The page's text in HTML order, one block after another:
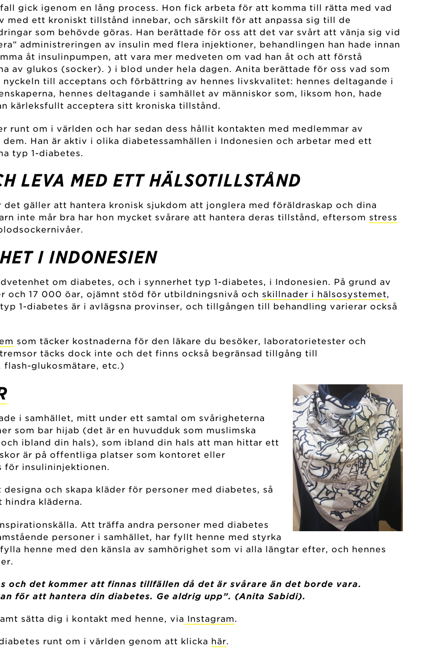
gick igenom en lång process. Hon fick arbeta för att komma till rätta med vad
med ett kroniskt tillstånd innebar, och särskilt för att anpassa sig till de
som behövde göras. Han berättade för oss att det var svårt att vänja sig vid
administreringen av insulin med flera injektioner, behandlingen han hade innan
åt insulinpumpen, att vara mer medveten om vad han åt och att förstå
av glukos (socker). ) i blod under hela dagen. Anita berättade för oss vad som
nyckeln till acceptans och förbättring av hennes livskvalitet: hennes deltagande i
hennes deltagande i samhället av människor som, liksom hon, hade
kärleksfullt acceptera sitt kroniska tillstånd.
runt om i världen och har sedan dess hållit kontakten med medlemmar av
Han är aktiv i olika diabetessamhällen i Indonesien och arbetar med ett
typ 1-diabetes.
LEVA MED ETT HÄLSOTILLSTÅND
det gäller att hantera kronisk sjukdom att jonglera med föräldraskap och dina
inte mår bra har hon mycket svårare att hantera deras tillstånd, eftersom stress
I INDONESIEN
om diabetes, och i synnerhet typ 1-diabetes, i Indonesien. På grund av
och 17 000 öar, ojämnt stöd för utbildningsnivå och skillnader i hälsosystemet,
1-diabetes är i avlägsna provinser, och tillgången till behandling varierar också
som täcker kostnaderna för den läkare du besöker, laboratorietester och
täcks dock inte och det finns också begränsad tillgång till
glukosmätare, etc.)
i samhället, mitt under ett samtal om svårigheterna
som bar hijab (det är en huvudduk som muslimska
ibland din hals), som ibland din hals att man hittar ett
är på offentliga platser som kontoret eller
för insulininjektionen.
och skapa kläder för personer med diabetes, så
hindra kläderna.
Att träffa andra personer med diabetes
personer i samhället, har fyllt henne med styrka
henne med den känsla av samhörighet som vi alla längtar efter, och hennes
och det kommer att finnas tillfällen då det är svårare än det borde vara.
för att hantera din diabetes. Ge aldrig upp”. (Anita Sabidi).
sätta dig i kontakt med henne, via Instagram.
runt om i världen genom att klicka här.